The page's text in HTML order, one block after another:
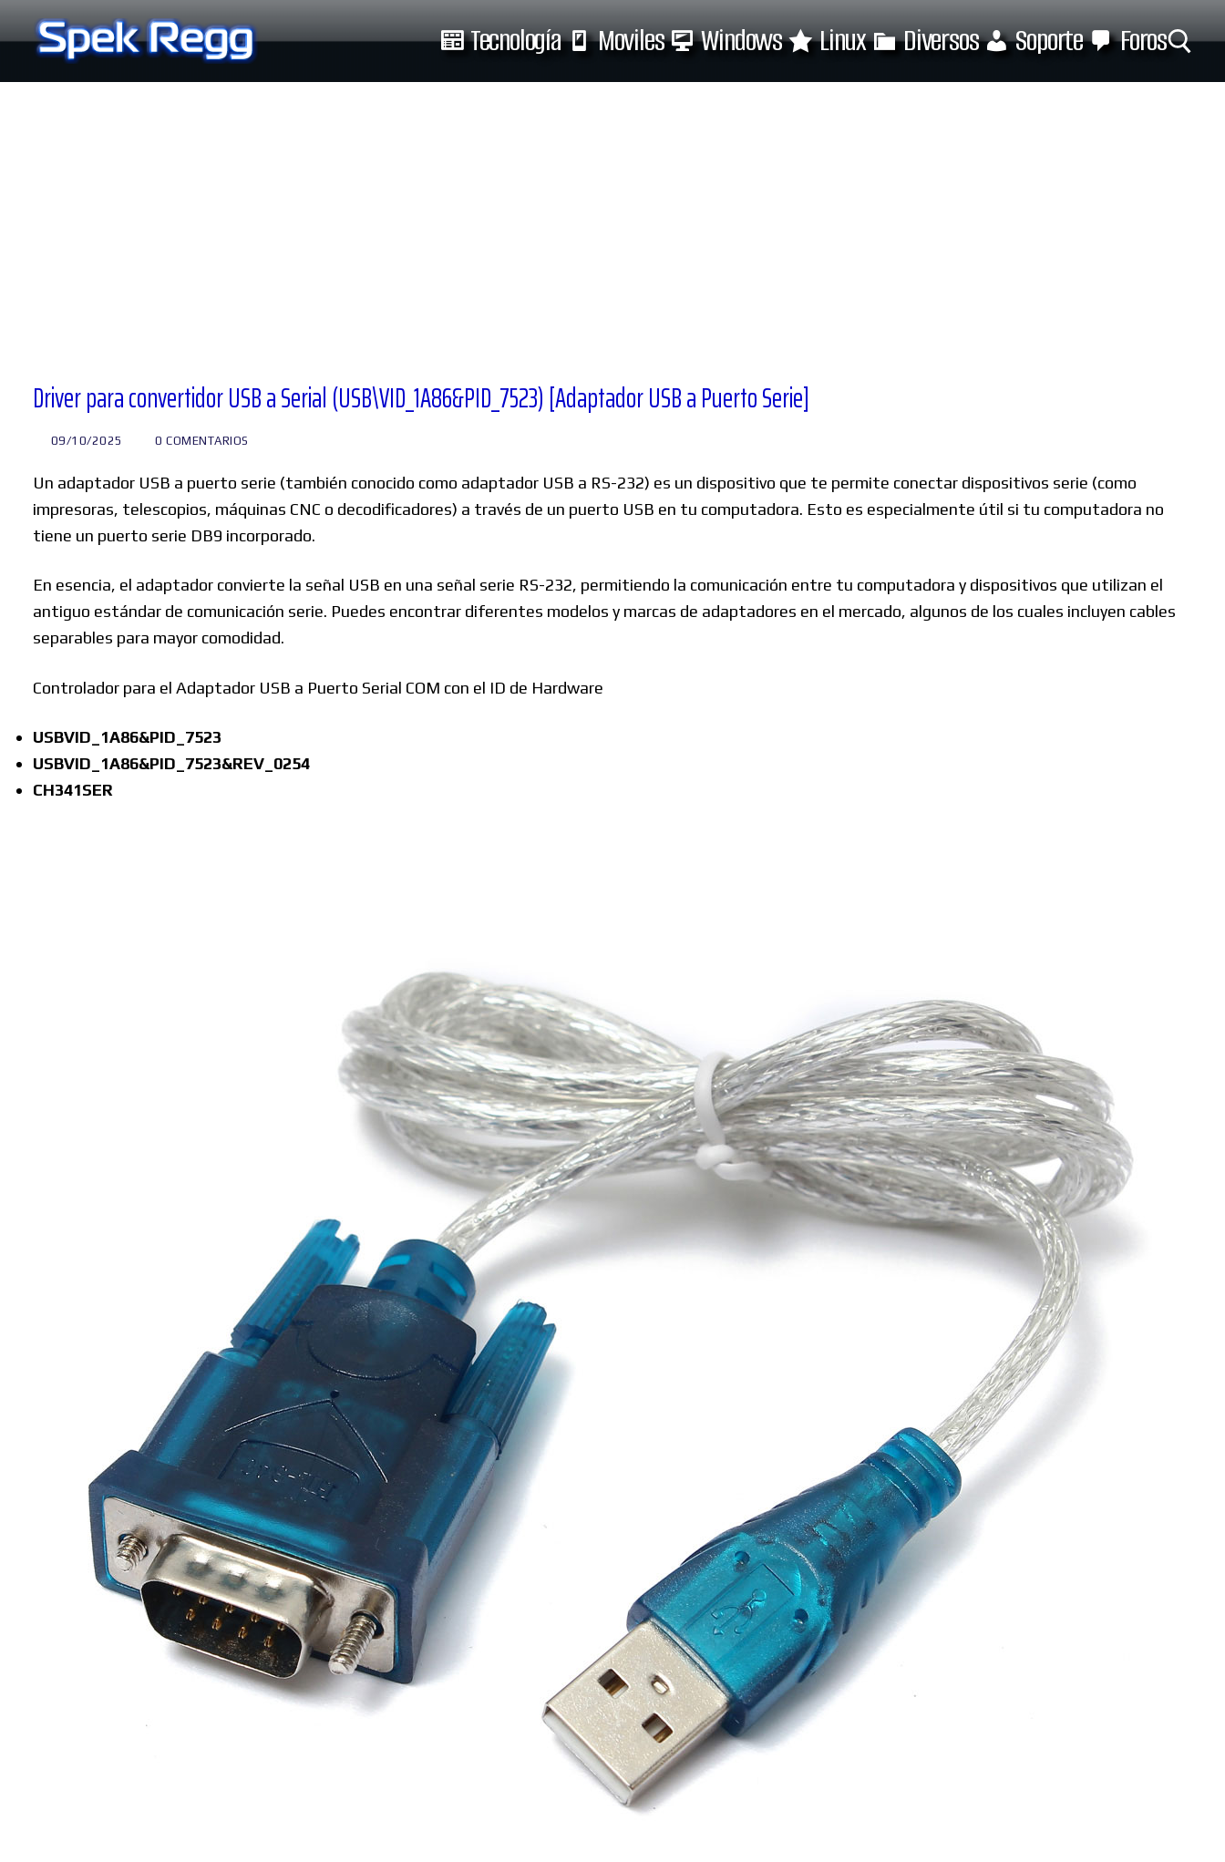
al
contenido
Tecnología Moviles Windows Linux Diversos Soporte Foros
Windows
Buscar:
Driver para convertidor USB a Serial (USB\VID_1A86&PID_7523) [Adaptador USB a Puerto Serie]
09/10/2025 0 COMENTARIOS
Un adaptador USB a puerto serie (también conocido como adaptador USB a RS-232) es un dispositivo que te permite conectar dispositivos serie (como
impresoras, telescopios, máquinas CNC o decodificadores) a través de un puerto USB en tu computadora. Esto es especialmente útil si tu computadora no
tiene un puerto serie DB9 incorporado.
En esencia, el adaptador convierte la señal USB en una señal serie RS-232, permitiendo la comunicación entre tu computadora y dispositivos que utilizan el
antiguo estándar de comunicación serie. Puedes encontrar diferentes modelos y marcas de adaptadores en el mercado, algunos de los cuales incluyen cables
separables para mayor comodidad.
Controlador para el Adaptador USB a Puerto Serial COM con el ID de Hardware
USBVID_1A86&PID_7523
USBVID_1A86&PID_7523&REV_0254
CH341SER